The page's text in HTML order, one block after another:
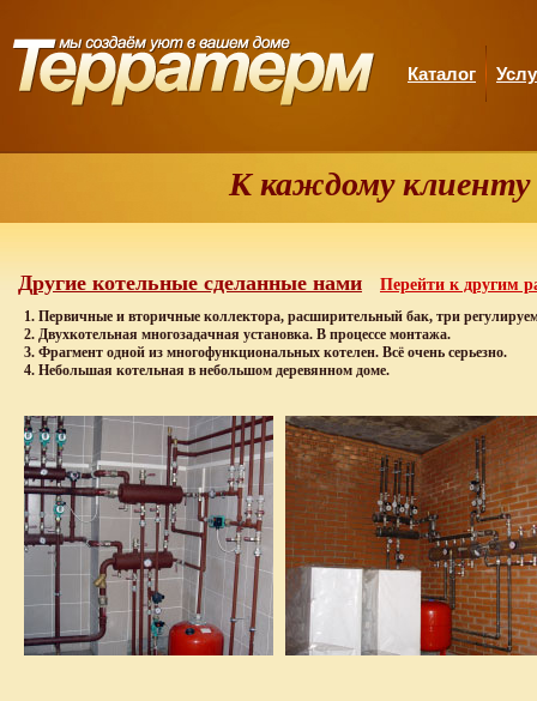
Каталог
К каждому клиенту
Другие котельные сделанные нами Перейти к другим
1. Первичные и вторичные коллектора, расширительный бак, три
2. Двухкотельная многозадачная установка. В процессе монтажа.
3. Фрагмент одной из многофункциональных котелен. Всё очень серьезно.
4. Небольшая котельная в небольшом деревянном доме.